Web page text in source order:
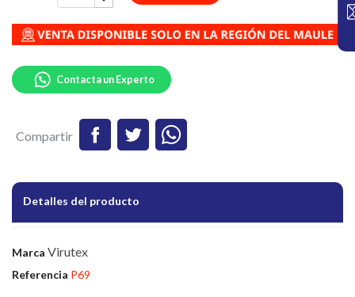
Compartir
Contacta un Experto
Detalles del producto
Marca Virutex
Referencia P69